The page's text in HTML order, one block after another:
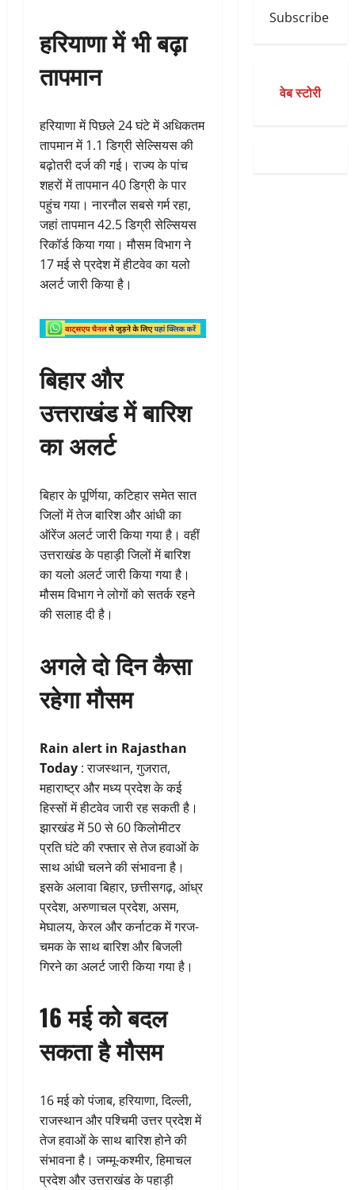
हरियाणा में भी बढ़ा
तापमान
हरियाणा में पिछले 24 घंटे में अधिकतम
तापमान में 1.1 डिग्री सेल्सियस की
बढ़ोतरी दर्ज की गई। राज्य के पांच
शहरों में तापमान 40 डिग्री के पार
पहुंच गया। नारनौल सबसे गर्म रहा,
जहां तापमान 42.5 डिग्री सेल्सियस
रिकॉर्ड किया गया। मौसम विभाग ने
17 मई से प्रदेश में हीटवेव का यलो
अलर्ट जारी किया है।
बिहार और
उत्तराखंड में बारिश
का अलर्ट
बिहार के पूर्णिया, कटिहार समेत सात
जिलों में तेज बारिश और आंधी का
ऑरेंज अलर्ट जारी किया गया है। वहीं
उत्तराखंड के पहाड़ी जिलों में बारिश
का यलो अलर्ट जारी किया गया है।
मौसम विभाग ने लोगों को सतर्क रहने
की सलाह दी है।
अगले दो दिन कैसा
रहेगा मौसम
Rain alert in Rajasthan
Today : राजस्थान, गुजरात,
महाराष्ट्र और मध्य प्रदेश के कई
हिस्सों में हीटवेव जारी रह सकती है।
झारखंड में 50 से 60 किलोमीटर
प्रति घंटे की रफ्तार से तेज हवाओं के
साथ आंधी चलने की संभावना है।
इसके अलावा बिहार, छत्तीसगढ़, आंध्र
प्रदेश, अरुणाचल प्रदेश, असम,
मेघालय, केरल और कर्नाटक में गरज-
चमक के साथ बारिश और बिजली
गिरने का अलर्ट जारी किया गया है।
16 मई को बदल
सकता है मौसम
16 मई को पंजाब, हरियाणा, दिल्ली,
राजस्थान और पश्चिमी उत्तर प्रदेश में
तेज हवाओं के साथ बारिश होने की
संभावना है। जम्मू-कश्मीर, हिमाचल
प्रदेश और उत्तराखंड के पहाड़ी
Subscribe
वेब स्टोरी